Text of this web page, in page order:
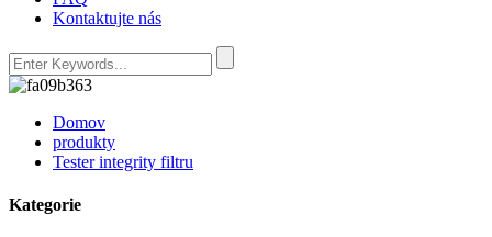
Kontaktujte nás
Domov
produkty
Tester integrity filtru
Kategorie